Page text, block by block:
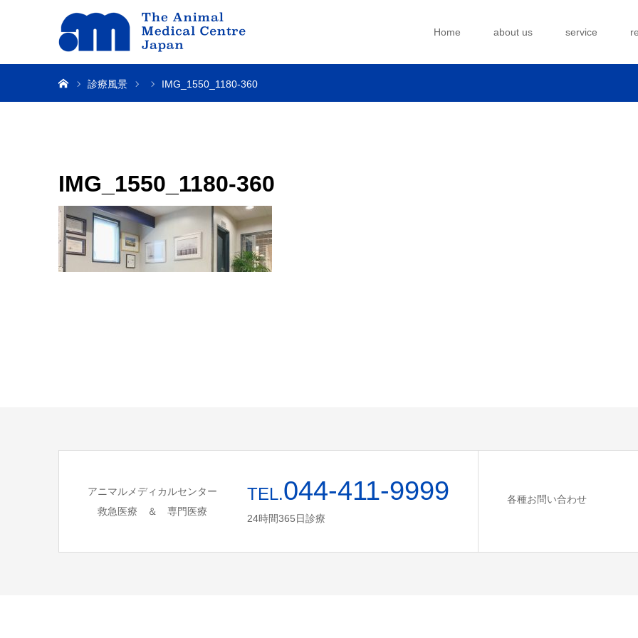
Home about us service
診療風景 IMG_1550_1180-360
IMG_1550_1180-360
アニマルメディカルセンター
救急医療 ＆ 専門医療
TEL.044-411-9999
24時間365日診療
各種お問い合わせ